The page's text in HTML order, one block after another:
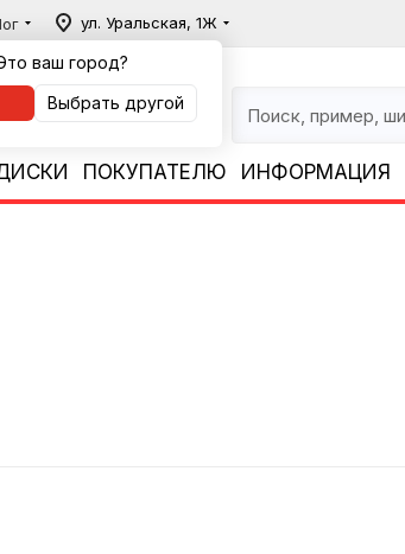
ваш город?
Выбрать другой
ул. Уральская, 1Ж
ПОКУПАТЕЛЮ ИНФОРМАЦИЯ